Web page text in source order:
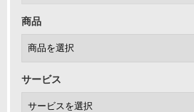
商品
サービス